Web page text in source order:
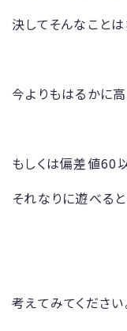
決してそんなことは
今よりもはるかに高
もしくは偏差値60
それなりに遊べると
考えてみてください